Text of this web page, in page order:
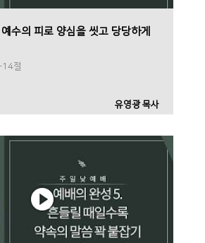
수의 피로 양심을 씻고 당당하게
14절
유영광 목사